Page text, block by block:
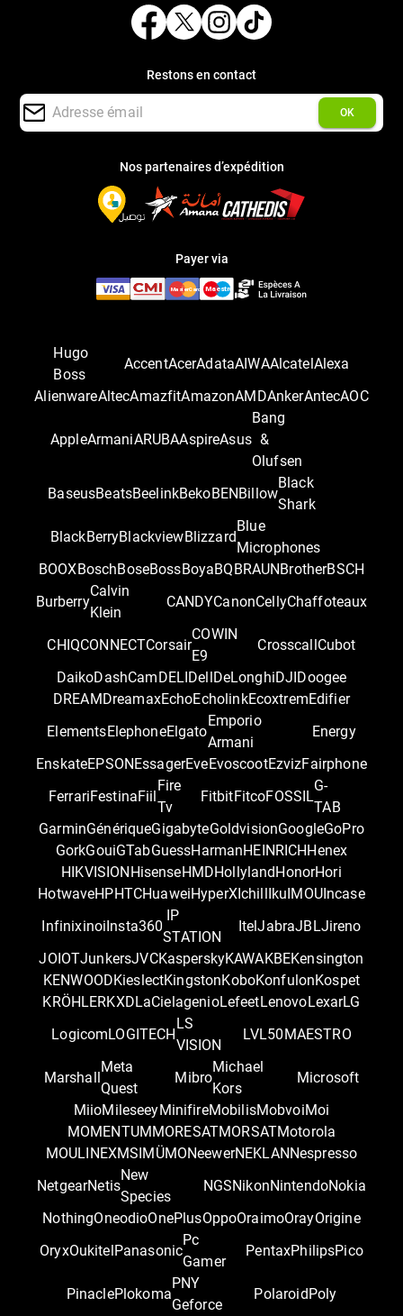
Restons en contact
OK
Nos partenaires d’expédition
Payer via
Hugo
Boss
AccentAcerAdataAIWAAlcatelAlexa
AlienwareAltecAmazfitAmazonAMDAnkerAntecAOC
AppleArmaniARUBAAspireAsus
Bang
&
Olufsen
BaseusBeatsBeelinkBekoBENBillow
Black
Shark
BlackBerryBlackviewBlizzard
Blue
Microphones
BOOXBoschBoseBossBoyaBQBRAUNBrotherBSCH
Burberry
Calvin
Klein
CANDYCanonCellyChaffoteaux
CHIQCONNECTCorsair
COWIN
E9
CrosscallCubot
DaikoDashCamDELIDellDeLonghiDJIDoogee
DREAMDreamaxEchoEcholinkEcoxtremEdifier
ElementsElephoneElgato
Emporio
Armani
Energy
EnskateEPSONEssagerEveEvoscootEzvizFairphone
FerrariFestinaFiil
Fire
Tv
FitbitFitcoFOSSIL
G-
TAB
GarminGénériqueGigabyteGoldvisionGoogleGoPro
GorkGouiGTabGuessHarmanHEINRICHHenex
HIKVISIONHisenseHMDHollylandHonorHori
HotwaveHPHTCHuaweiHyperXIchillIkuIMOUIncase
InfinixinoiInsta360
IP
STATION
ItelJabraJBLJireno
JOIOTJunkersJVCKasperskyKAWAKBEKensington
KENWOODKieslectKingstonKoboKonfulonKospet
KRÖHLERKXDLaCielagenioLefeetLenovoLexarLG
LogicomLOGITECH
LS
VISION
LVL50MAESTRO
Marshall
Meta
Quest
Mibro
Michael
Kors
Microsoft
MiioMileseeyMinifireMobilisMobvoiMoi
MOMENTUMMORESATMORSATMotorola
MOULINEXMSIMÜMONeewerNEKLANNespresso
NetgearNetis
New
Species
NGSNikonNintendoNokia
NothingOneodioOnePlusOppoOraimoOrayOrigine
OryxOukitelPanasonic
Pc
Gamer
PentaxPhilipsPico
PinaclePlokoma
PNY
Geforce
PolaroidPoly